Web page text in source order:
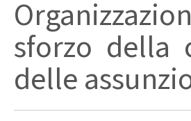
sforzo della
delle